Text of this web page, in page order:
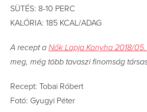
SÜTÉS: 8-10 PERC
KALÓRIA: 185 KCAL/ADAG
A recept a Nők Lapja Konyha 2018/
meg, még több tavaszi finomság
Recept: Tobai Róbert
Fotó: Gyugyi Péter